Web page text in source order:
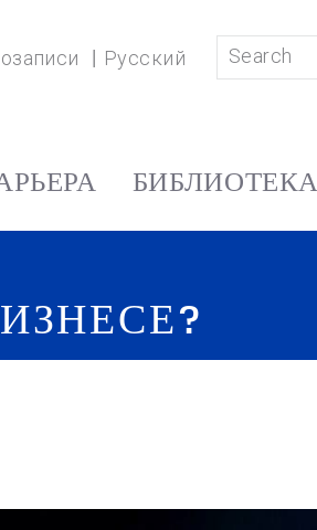
Русский
БИБЛИОТЕКА